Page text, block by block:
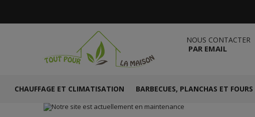
NOUS CONTACTER
PAR EMAIL
CHAUFFAGE ET CLIMATISATION BARBECUES, PLANCHAS ET FOURS